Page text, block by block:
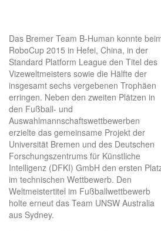
Das Bremer Team B-Human konnte
RoboCup 2015 in Hefei, China, in der
Standard Platform League den Titel des
Vizeweltmeisters sowie die Hälfte der
insgesamt sechs vergebenen Trophäen
erringen. Neben den zweiten Plätzen in
den Fußball- und
Auswahlmannschaftswettbewerben
erzielte das gemeinsame Projekt der
Universität Bremen und des Deutschen
Forschungszentrums für Künstliche
Intelligenz (DFKI) GmbH den ersten
im technischen Wettbewerb. Den
Weltmeistertitel im Fußballwettbewerb
holte erneut das Team UNSW Australia
aus Sydney.